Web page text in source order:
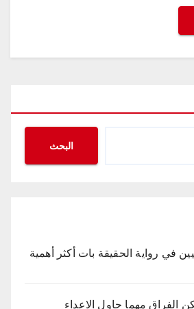
البحث
في رواية الحقيقة بات أكثر أهمية
الفراق مهما حاول الاعداء